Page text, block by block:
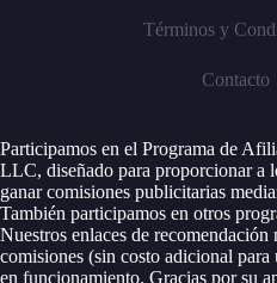
Términos y
Contacto
Participamos en el Programa de
LLC, diseñado para proporcionar a
ganar comisiones publicitarias
También participamos en otros
Nuestros enlaces de recomendación
comisiones (sin costo adicional
en funcionamiento. Gracias por su